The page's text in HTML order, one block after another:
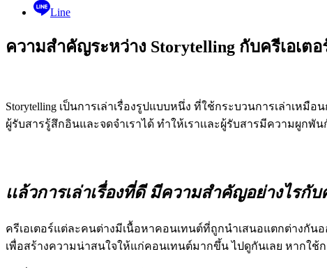
Line
ความสำคัญระหว่าง Storytelling กับครีเอเตอ
Storytelling เป็นการเล่าเรื่องรูปแบบหนึ่ง ที่ใช้กระบวนการเล่าเหมื
ผู้รับสารรู้สึกอินและจดจำเราได้ ทำให้เราเเละผู้รับสารมีความผูก
เเล้วการเล่าเรื่องที่ดี มีความสำคัญอย่างไรกับ
ครีเอเตอร์แต่ละคนต่างมีเนื้อหาคอนเทนต์ที่ถูกนำเสนอแตกต่างกัน
เพื่อสร้างความน่าสนใจให้แก่คอนเทนต์มากขึ้น ไปดูกันเลย หากใช้ก